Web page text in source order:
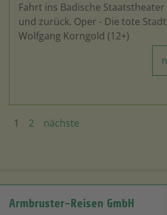
Fahrt ins Badische
und zurück. Oper - Die tote
Wolfgang Korngold (12+)
1 2 nächste
Armbruster-Reisen GmbH